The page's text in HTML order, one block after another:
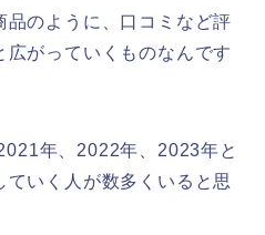
のように、口コミなど評
がっていくものなんです
年、2022年、2023年と
ていく人が数多くいると思